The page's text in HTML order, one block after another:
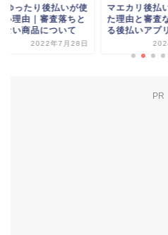
ゆったり後払いが使
い理由｜審査落ちと
ない商品について
2022年7月28日
マエカリ後払
た理由と審査
る後払いアプ
PR